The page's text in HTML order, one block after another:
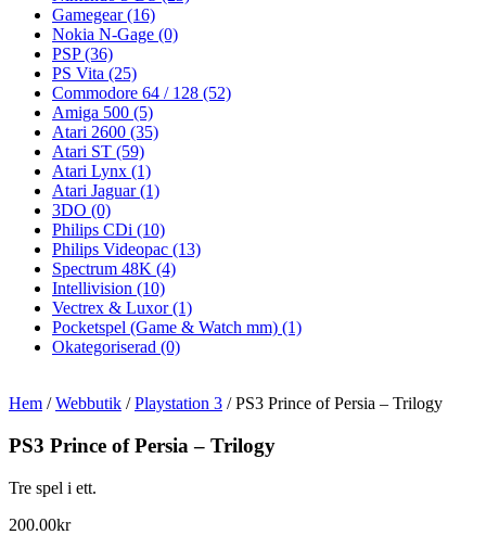
Gamegear(16)
Nokia N-Gage (0)
PSP(36)
PS Vita (25)
Commodore 64 / 128 (52)
Amiga 500 (5)
Atari 2600 (35)
Atari ST (59)
Atari Lynx (1)
Atari Jaguar(1)
3DO (0)
Philips CDi (10)
Philips Videopac (13)
Spectrum 48K (4)
Intellivision (10)
Vectrex & Luxor(1)
Pocketspel (Game & Watch mm) (1)
Okategoriserad (0)
Hem /Webbutik /Playstation 3 / PS3 Prince of Persia – Trilogy
PS3 Prince of Persia – Trilogy
Tre spel i ett.
200.00kr